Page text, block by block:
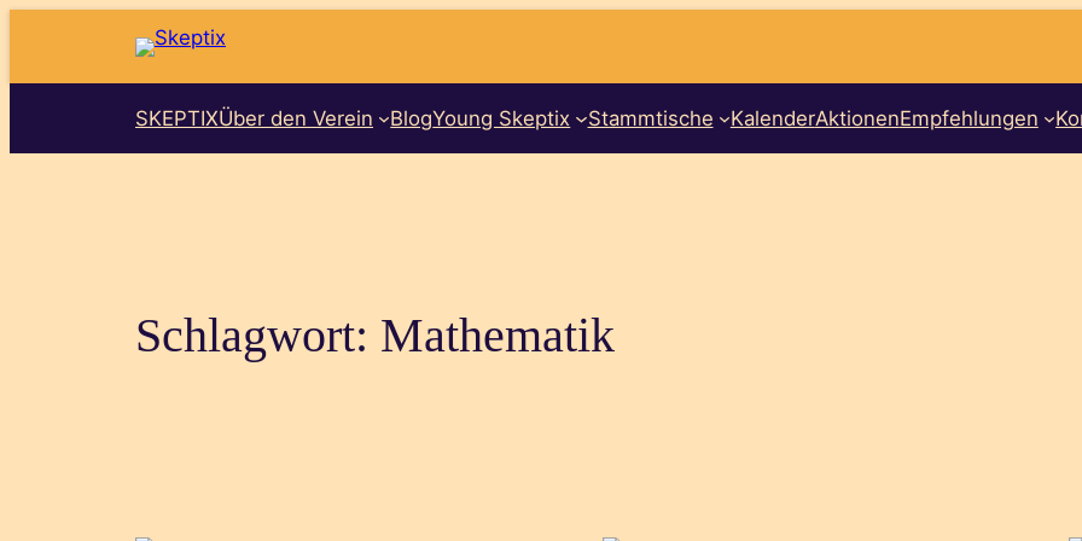
springen
SKEPTIXÜber den Verein BlogYoung Skeptix Stammtische KalenderAktionenEmpfehlungen
Schlagwort: Mathematik